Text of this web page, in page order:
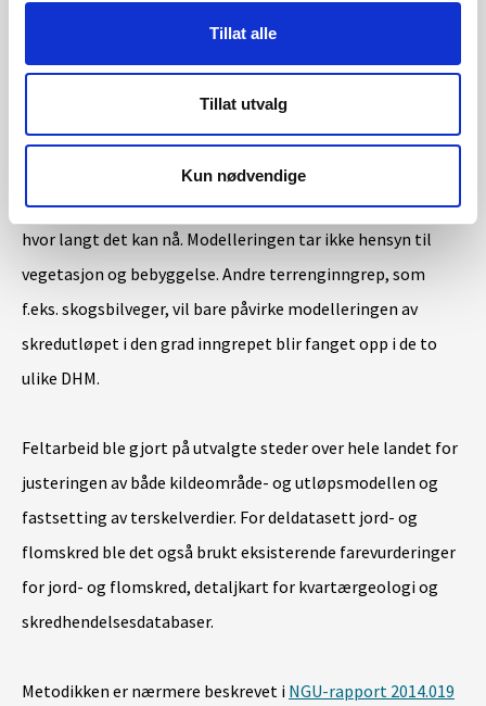
Tillat alle
Tillat utvalg
Kun nødvendige
helningsvinkel og størrelse på det vanntilførende området.
Skredutløpet blir beregnet fra hvert kildeområde ved hjelp
av en ’multiple flow direction’ -modell, som tar hensyn til
topografien langs utløpet. Med en probabilistisk metode
beregner modellen i hvilken retning skredet beveger seg og
hvor langt det kan nå. Modelleringen tar ikke hensyn til
vegetasjon og bebyggelse. Andre terrenginngrep, som
f.eks. skogsbilveger, vil bare påvirke modelleringen av
skredutløpet i den grad inngrepet blir fanget opp i de to
ulike DHM.
Feltarbeid ble gjort på utvalgte steder over hele landet for
justeringen av både kildeområde- og utløpsmodellen og
fastsetting av terskelverdier. For deldatasett jord- og
flomskred ble det også brukt eksisterende farevurderinger
for jord- og flomskred, detaljkart for kvartærgeologi og
skredhendelsesdatabaser.
Metodikken er nærmere beskrevet i NGU-rapport 2014.019